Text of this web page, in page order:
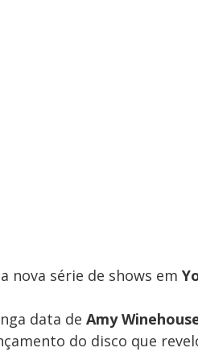
nova série de shows em
data de Amy
do disco que